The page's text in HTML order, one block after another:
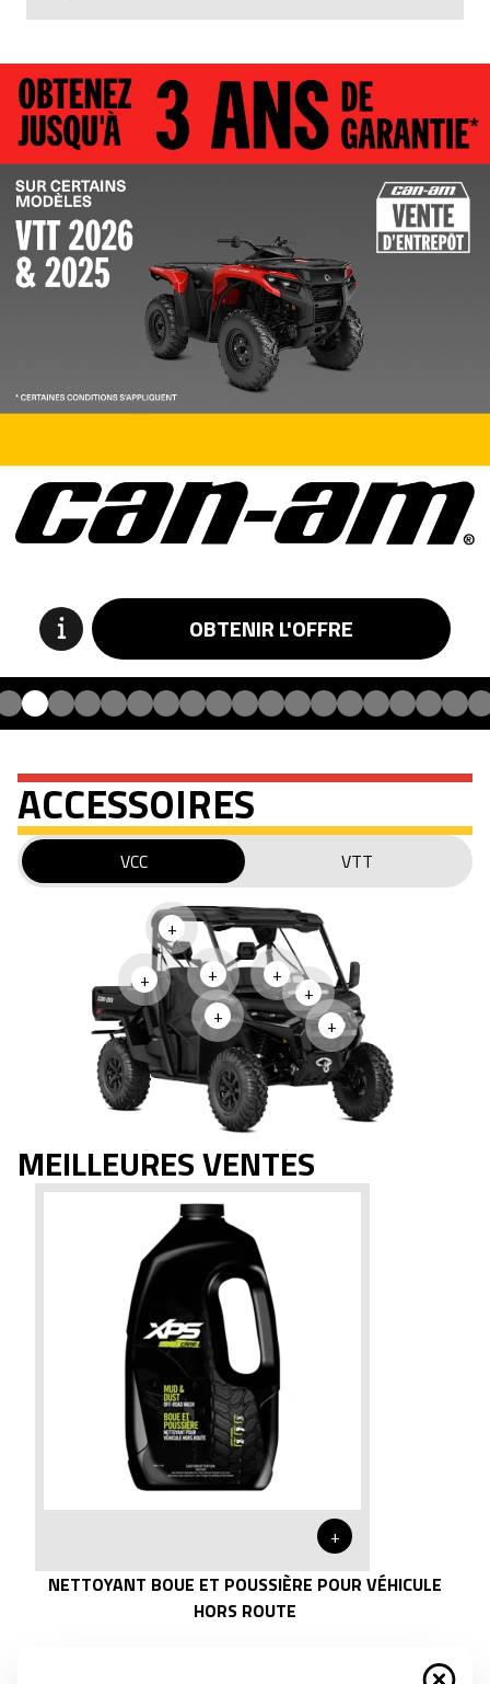
OBTENIR L'OFFRE
ACCESSOIRES
VCC VTT
+
+
+
+
+
+ +
MEILLEURES VENTES
+
NETTOYANT BOUE ET POUSSIÈRE POUR VÉHICULE
HORS ROUTE